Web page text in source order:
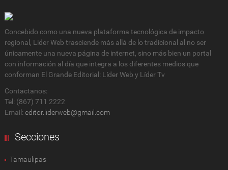
Concebido como una nueva plataforma tecnológica de impacto
regional, Lider Web trasciende más allá de lo tradicional al no ser
únicamente una nueva página de internet, sino más bien un portal
con información al día que integra a los diferentes medios que
conforman El Grande Editorial: Líder Web y Líder Tv
Contactanos:
Tel: (867) 711 2222
Email: editor.liderweb@gmail.com
Secciones
Tamaulipas